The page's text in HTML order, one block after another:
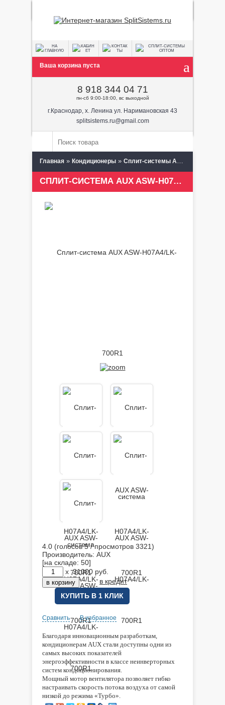
Ваша корзина пуста
8 918 344 04 71
пн-сб 9:00-18:00, вс выходной
г.Краснодар, х. Ленина ул. Наримановская 43
splitsistems.ru@gmail.com
Главная » Кондиционеры » Сплит-системы AUX
СПЛИТ-СИСТЕМА AUX ASW-H07A4/LK-700R1
4.0 (голосов5/ просмотров 3321)
Производитель: AUX
[на складе: 50]
x 31000 руб.
в кредит
КУПИТЬ В 1 КЛИК
Сравнить В избранное
Благодаря инновационным разработкам,
кондиционерам AUX стали доступны одни из
самых высоких показателей
энергоэффективности в классе неинверторных
систем кондиционирования.
Мощный мотор вентилятора позволяет гибко
настраивать скорость потока воздуха от самой
низкой до режима «Турбо».